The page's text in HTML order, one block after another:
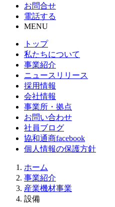
お問合せ
電話する
MENU
トップ
私たちについて
事業紹介
ニュースリリース
採用情報
会社情報
事業所・拠点
お問い合わせ
社員ブログ
協和通商facebook
個人情報の保護方針
ホーム
事業紹介
産業機材事業
設備